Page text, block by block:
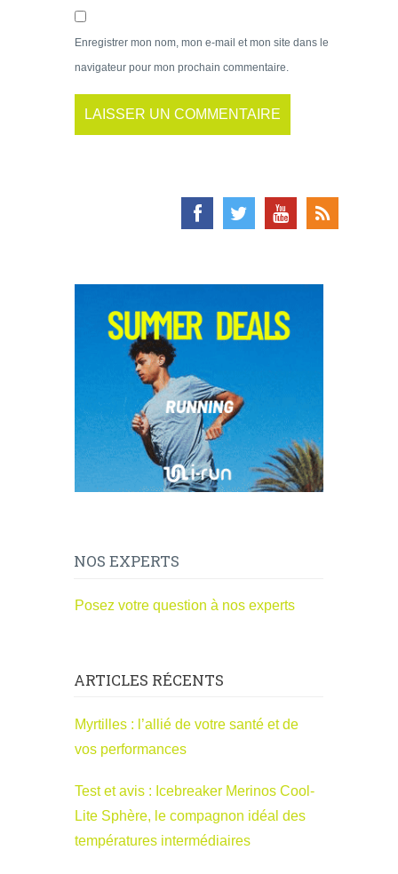
Enregistrer mon nom, mon e-mail et mon site dans le
navigateur pour mon prochain commentaire.
NOS EXPERTS
Posez votre question à nos experts
ARTICLES RÉCENTS
Myrtilles : l’allié de votre santé et de
vos performances
Test et avis : Icebreaker Merinos Cool-
Lite Sphère, le compagnon idéal des
températures intermédiaires